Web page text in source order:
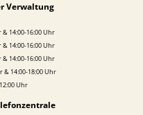
Verwaltung
14:00-16:00 Uhr
14:00-16:00 Uhr
14:00-16:00 Uhr
& 14:00-18:00 Uhr
Uhr